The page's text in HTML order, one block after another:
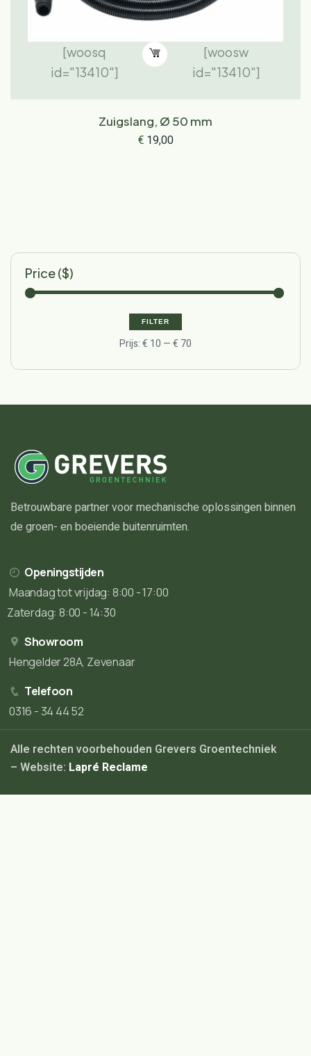
[woosq
id="13410"]
[woosw
id="13410"]
Zuigslang, Ø 50 mm
€19,00
Price ($)
FILTER
Prijs:€ 10 —€ 70
Betrouwbare partner voor mechanische oplossingen binnen
de groen- en boeiende buitenruimten.
Openingstijden
Maandag tot vrijdag: 8:00 - 17:00
Zaterdag: 8:00 - 14:30
Showroom
Hengelder 28A, Zevenaar
Telefoon
0316 - 34 44 52
Alle rechten voorbehouden Grevers Groentechniek
– Website: Lapré Reclame